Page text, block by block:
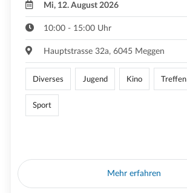
Mi, 12. August 2026
10:00 - 15:00 Uhr
Hauptstrasse 32a, 6045 Meggen
Diverses Jugend Kino Treffen
Sport
Mehr erfahren